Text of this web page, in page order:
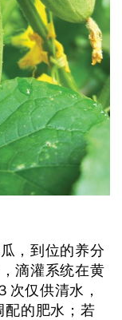
，到位的养分
滴灌系统在黄
次仅供清水，
配的肥水；若